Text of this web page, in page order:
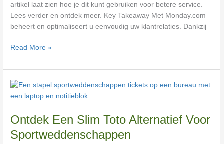
artikel laat zien hoe je dit kunt gebruiken voor betere service.
Lees verder en ontdek meer. Key Takeaway Met Monday.com
beheert en optimaliseert u eenvoudig uw klantrelaties. Dankzij
Read More »
Ontdek Een Slim Toto Alternatief Voor
Sportweddenschappen
Ontdek
Een
Toto
Alternatief
Voor